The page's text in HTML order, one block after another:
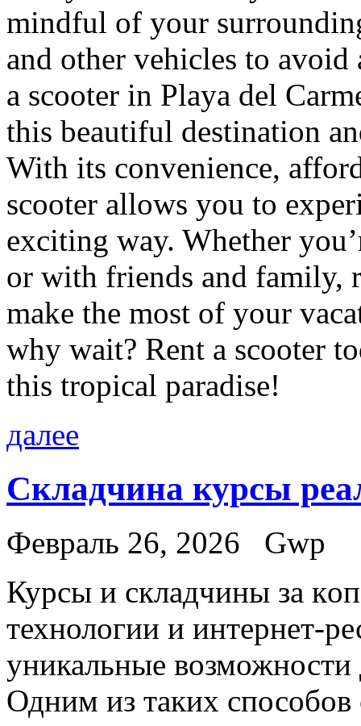
mindful of your
and other vehicles to
a scooter in Playa del
this beautiful destination
With its convenience,
scooter allows you to
exciting way. Whether
or with friends and family,
make the most of your
why wait? Rent a scooter
this tropical paradise!
далее
Складчина курсы
Февраль 26, 2026
Gwp
Курсы и склaдчины зa
технологии и интернет-
уникальные возможности
Одним из таких способов